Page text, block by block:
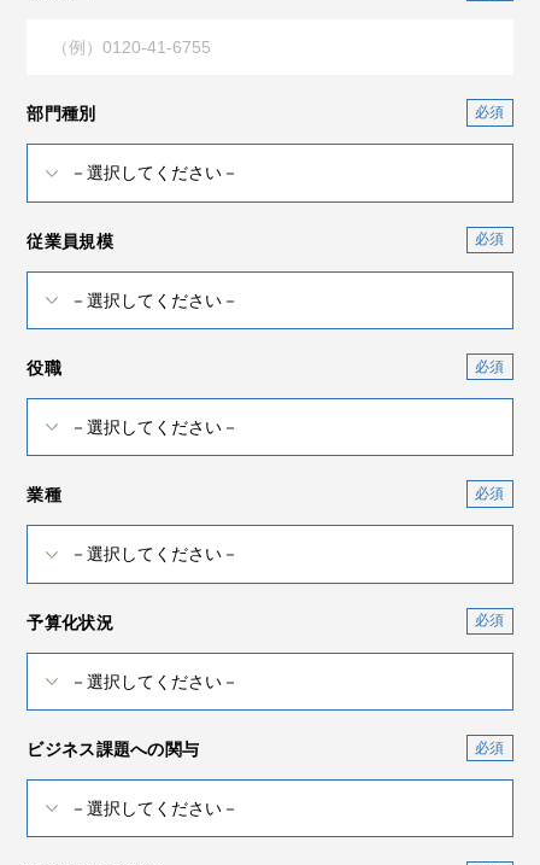
部門種別
従業員規模
役職
業種
予算化状況
ビジネス課題への関与